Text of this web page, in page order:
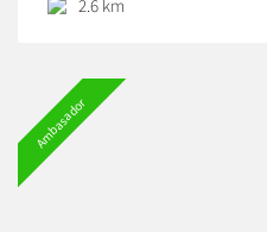
znajdziecie komfortowe,
telewizorem połączony z
kuchennym. Cały obiekt,
przepełniony […]
2.6 km
Ambasador